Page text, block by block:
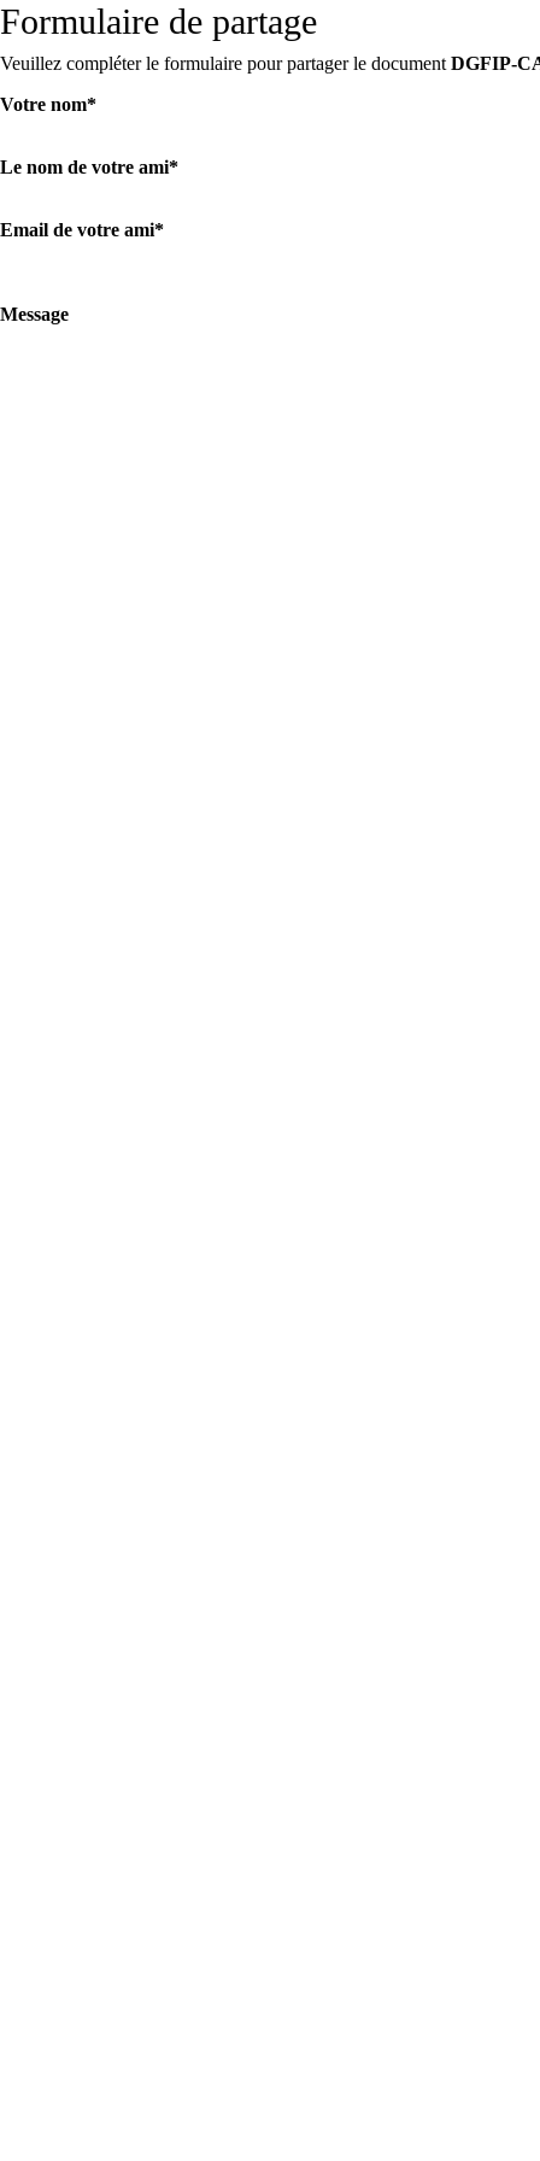
Formulaire de partage
Veuillez compléter le formulaire pour partager le document DGFIP-
Votre nom*
Le nom de votre ami*
Email de votre ami*
Message